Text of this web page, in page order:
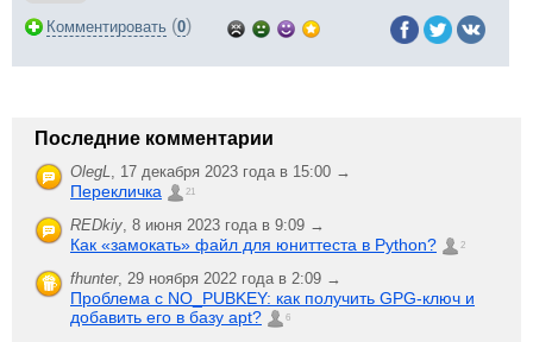
Комментировать (0)
Последние комментарии
OlegL, 17 декабря 2023 года в 15:00 →
Перекличка 21
REDkiy, 8 июня 2023 года в 9:09 →
Как «замокать» файл для юниттеста в Python? 2
fhunter, 29 ноября 2022 года в 2:09 →
Проблема с NO_PUBKEY: как получить GPG-ключ и
добавить его в базу apt?
6